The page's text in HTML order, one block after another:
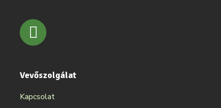
Vevőszolgálat
Kapcsolat